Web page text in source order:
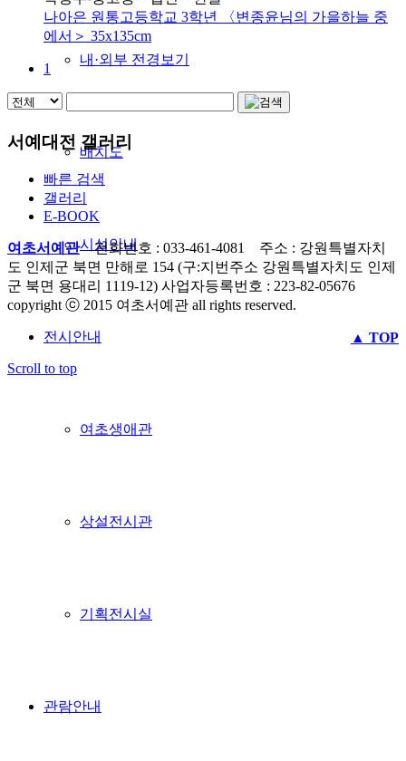
내·외부 전경보기
배치도
시설안내
전시안내
여초생애관
상설전시관
기획전시실
관람안내
나아은 원통고등학교 3학년 〈변종윤님의 가을하늘 중
에서＞ 35x135cm
1
서예대전 갤러리
빠른 검색
갤러리
E-BOOK
여초서예관전화번호 : 033-461-4081 주소 : 강원특별자치
도 인제군 북면 만해로 154 (구:지번주소 강원특별자치도 인제
군 북면 용대리 1119-12) 사업자등록번호 : 223-82-05676
copyright ⓒ 2015 여초서예관 all rights reserved.
▲ TOP
Scroll to top